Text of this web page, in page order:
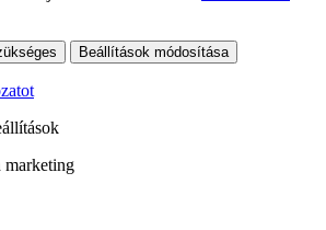
Beállítások módosítása
marketing